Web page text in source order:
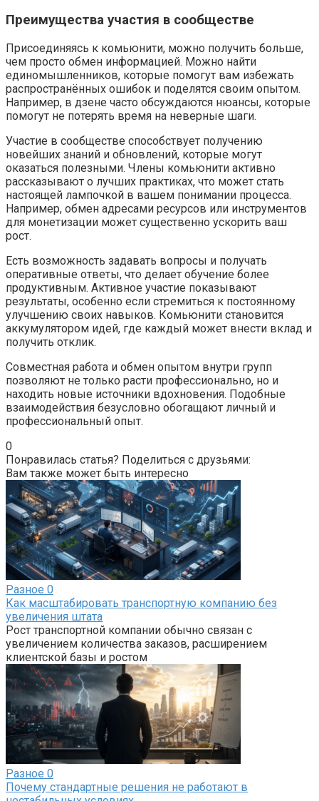
Преимущества участия в сообществе
Присоединяясь к комьюнити, можно получить больше,
чем просто обмен информацией. Можно найти
единомышленников, которые помогут вам избежать
распространённых ошибок и поделятся своим опытом.
Например, в дзене часто обсуждаются нюансы, которые
помогут не потерять время на неверные шаги.
Участие в сообществе способствует получению
новейших знаний и обновлений, которые могут
оказаться полезными. Члены комьюнити активно
рассказывают о лучших практиках, что может стать
настоящей лампочкой в вашем понимании процесса.
Например, обмен адресами ресурсов или инструментов
для монетизации может существенно ускорить ваш
рост.
Есть возможность задавать вопросы и получать
оперативные ответы, что делает обучение более
продуктивным. Активное участие показывают
результаты, особенно если стремиться к постоянному
улучшению своих навыков. Комьюнити становится
аккумулятором идей, где каждый может внести вклад и
получить отклик.
Совместная работа и обмен опытом внутри групп
позволяют не только расти профессионально, но и
находить новые источники вдохновения. Подобные
взаимодействия безусловно обогащают личный и
профессиональный опыт.
0
Понравилась статья? Поделиться с друзьями:
Вам также может быть интересно
Разное 0
Как масштабировать транспортную компанию без
увеличения штата
Рост транспортной компании обычно связан с
увеличением количества заказов, расширением
клиентской базы и ростом
Разное 0
Почему стандартные решения не работают в